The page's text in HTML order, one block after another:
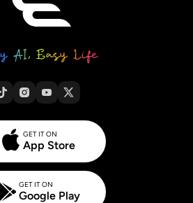
GET IT ON
App Store
GET IT ON
Google Play